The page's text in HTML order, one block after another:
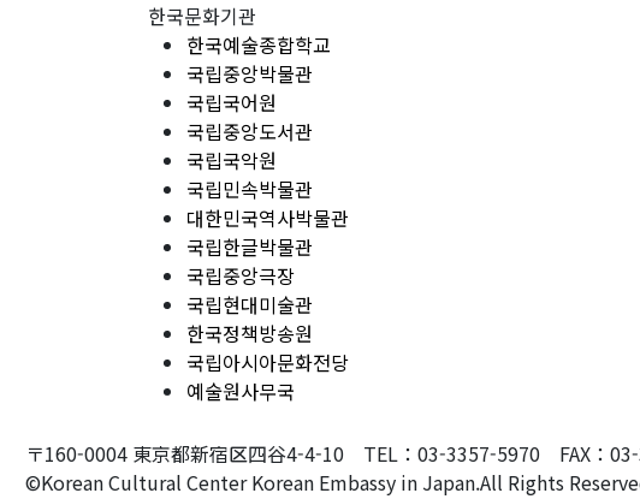
한국문화기관
한국예술종합학교
국립중앙박물관
국립국어원
국립중앙도서관
국립국악원
국립민속박물관
대한민국역사박물관
국립한글박물관
국립중앙극장
국립현대미술관
한국정책방송원
국립아시아문화전당
예술원사무국
〒160-0004 東京都新宿区四谷4-4-10 TEL：03-3357-5970 FAX：
©Korean Cultural Center Korean Embassy in Japan.All Rights